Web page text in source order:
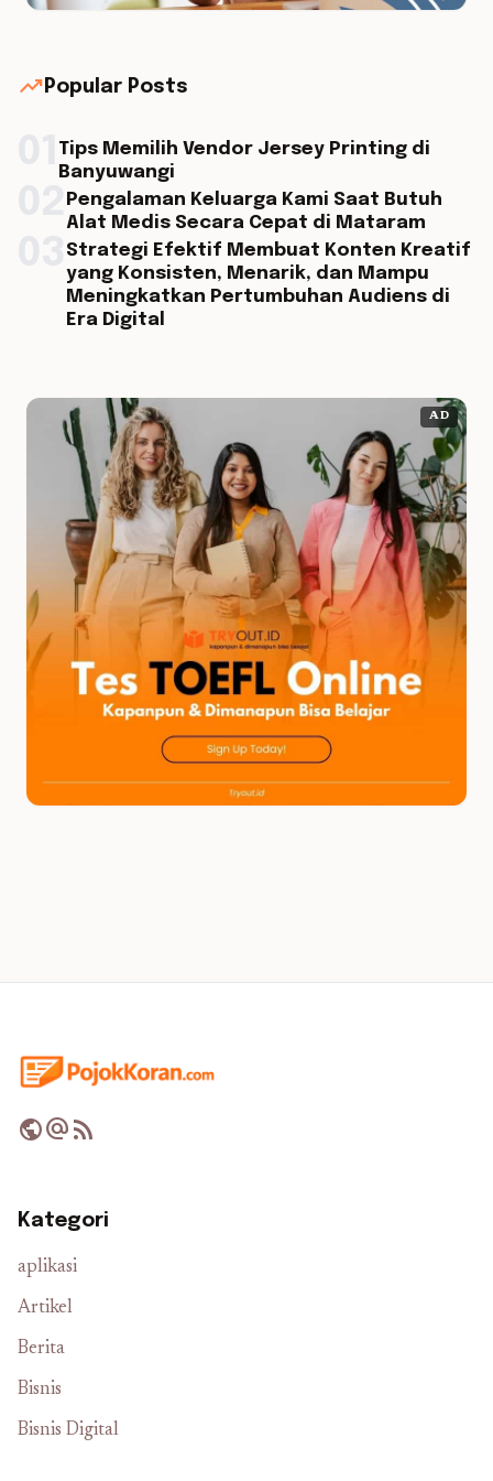
trending_up Popular Posts
Tips Memilih Vendor Jersey Printing di
Banyuwangi
Pengalaman Keluarga Kami Saat Butuh
Alat Medis Secara Cepat di Mataram
Strategi Efektif Membuat Konten Kreatif
yang Konsisten, Menarik, dan Mampu
Meningkatkan Pertumbuhan Audiens di
Era Digital
AD
publicalternate_emailrss_feed
Kategori
aplikasi
Artikel
Berita
Bisnis
Bisnis Digital